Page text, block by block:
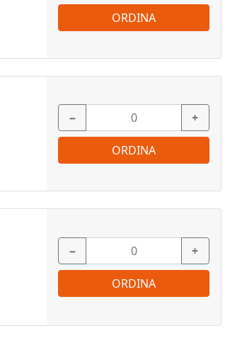
ORDINA
− +
ORDINA
− +
ORDINA